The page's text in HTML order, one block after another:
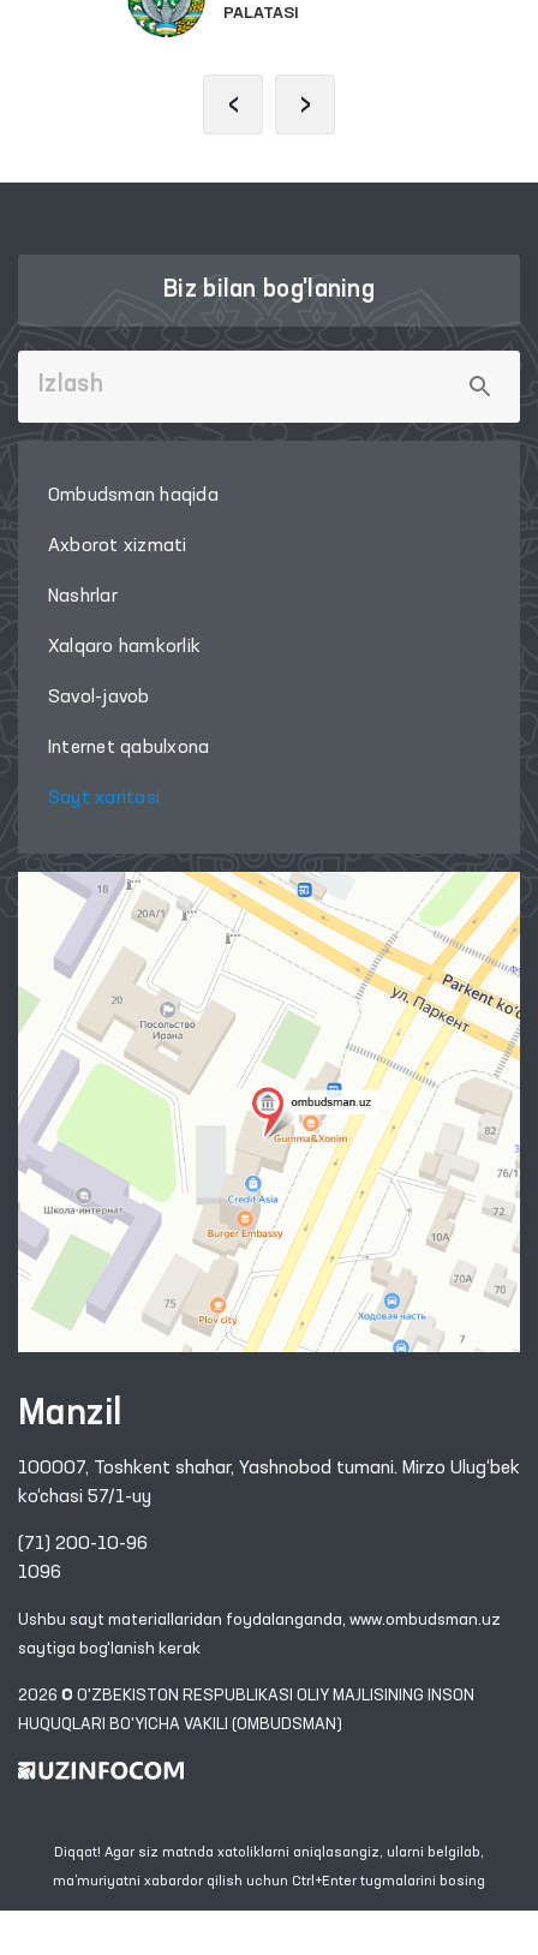
PALATASI
‹ ›
Biz bilan bog'laning
Ombudsman haqida
Axborot xizmati
Nashrlar
Xalqaro hamkorlik
Savol-javob
Internet qabulxona
Sayt xaritasi
Manzil
100007, Toshkent shahar, Yashnobod tumani. Mirzo Ulug‘bek
ko‘chasi 57/1-uy
(71) 200-10-96
1096
Ushbu sayt materiallaridan foydalanganda, www.ombudsman.uz
saytiga bog'lanish kerak
2026 © O'ZBEKISTON RESPUBLIKASI OLIY MAJLISINING INSON
HUQUQLARI BO'YICHA VAKILI (OMBUDSMAN)
Diqqat! Agar siz matnda xatoliklarni aniqlasangiz, ularni belgilab,
ma’muriyatni xabardor qilish uchun Ctrl+Enter tugmalarini bosing